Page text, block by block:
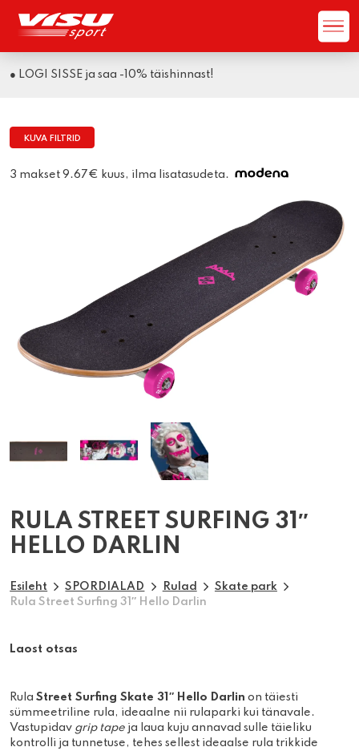
● LOGI SISSE ja saa -10% täishinnast!
KUVA FILTRID
3 makset 9.67€ kuus, ilma lisatasudeta.
RULA STREET SURFING 31″
HELLO DARLIN
Esileht SPORDIALAD Rulad
Skate park
Rula Street Surfing 31″ Hello Darlin
Laost otsas
RulaStreet Surfing Skate 31″ Hello Darlin on täiesti
sümmeetriline rula, ideaalne nii rulaparki kui tänavale.
Vastupidav grip tape ja laua kuju annavad sulle täieliku
kontrolli ja tunnetuse, tehes sellest ideaalse rula trikkide